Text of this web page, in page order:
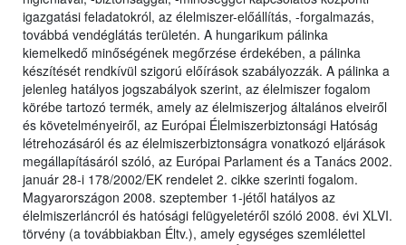
igazgatási feladatokról, az élelmiszer-előállítás, -forgalmazás,
továbbá vendéglátás területén. A hungarikum pálinka
kiemelkedő minőségének megőrzése érdekében, a pálinka
készítését rendkívül szigorú előírások szabályozzák. A pálinka a
jelenleg hatályos jogszabályok szerint, az élelmiszer fogalom
körébe tartozó termék, amely az élelmiszerjog általános elveiről
és követelményeiről, az Európai Élelmiszerbiztonsági Hatóság
létrehozásáról és az élelmiszerbiztonságra vonatkozó eljárások
megállapításáról szóló, az Európai Parlament és a Tanács 2002.
január 28-i 178/2002/EK rendelet 2. cikke szerinti fogalom.
Magyarországon 2008. szeptember 1-jétől hatályos az
élelmiszerláncról és hatósági felügyeletéről szóló 2008. évi XLVI.
törvény (a továbbiakban Éltv.), amely egységes szemlélettel